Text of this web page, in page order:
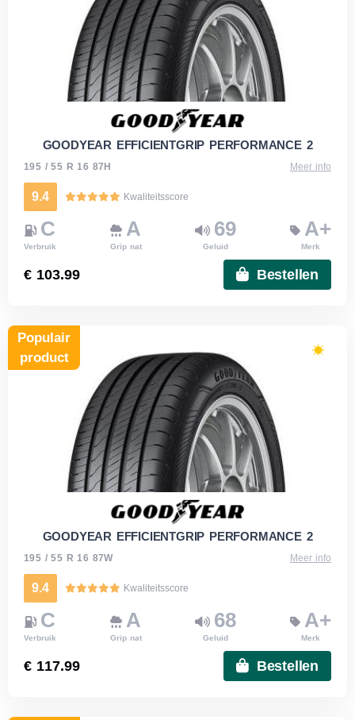
GOODYEAR EFFICIENTGRIP PERFORMANCE 2
195 / 55 R 16 87H Meer info
9.4 Kwaliteitsscore
C
Verbruik
A
Grip nat
69
Geluid
A+
Merk
€ 103.99 Bestellen
Populair
product
GOODYEAR EFFICIENTGRIP PERFORMANCE 2
195 / 55 R 16 87W Meer info
9.4 Kwaliteitsscore
C
Verbruik
A
Grip nat
68
Geluid
A+
Merk
€ 117.99 Bestellen